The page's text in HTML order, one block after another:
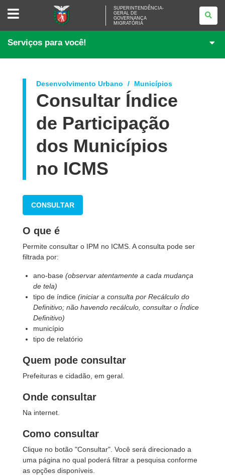
SUPERINTENDÊNCIA-
GOVERNANÇA
SUPERINTENDÊNCIA-
GERAL DE
GOVERNANÇA
MIGRATÓRIA
Serviços para você!
Desenvolvimento Urbano Municípios
Consultar Índice
de Participação
dos Municípios
no ICMS
CONSULTAR
O que é
Permite consultar o IPM no ICMS. A consulta pode ser
filtrada por:
ano-base(observar atentamente a cada mudança
de tela)
tipo de índice(iniciar a consulta por Recálculo do
Definitivo; não havendo recálculo, consultar o Índice
Definitivo)
município
tipo de relatório
Quem pode consultar
Prefeituras e cidadão, em geral.
Onde consultar
Na internet.
Como consultar
Clique no botão "Consultar". Você será direcionado a
uma página no qual poderá filtrar a pesquisa conforme
as opções disponíveis.